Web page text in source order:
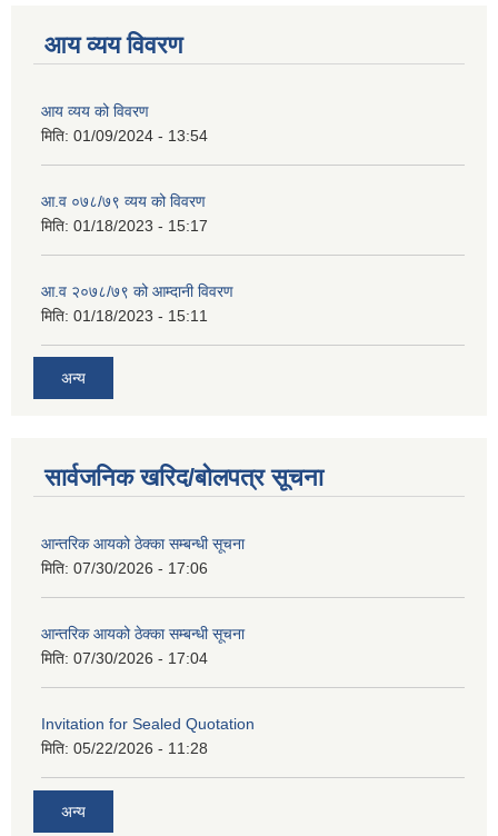
आय व्यय विवरण
आय व्यय को विवरण
मिति: 01/09/2024 - 13:54
आ.व ०७८/७९ व्यय को विवरण
मिति: 01/18/2023 - 15:17
आ.व २०७८/७९ को आम्दानी विवरण
मिति: 01/18/2023 - 15:11
अन्य
सार्वजनिक खरिद/बोलपत्र सूचना
आन्तरिक आयको ठेक्का सम्बन्धी सूचना
मिति: 07/30/2026 - 17:06
आन्तरिक आयको ठेक्का सम्बन्धी सूचना
मिति: 07/30/2026 - 17:04
Invitation for Sealed Quotation
मिति: 05/22/2026 - 11:28
अन्य